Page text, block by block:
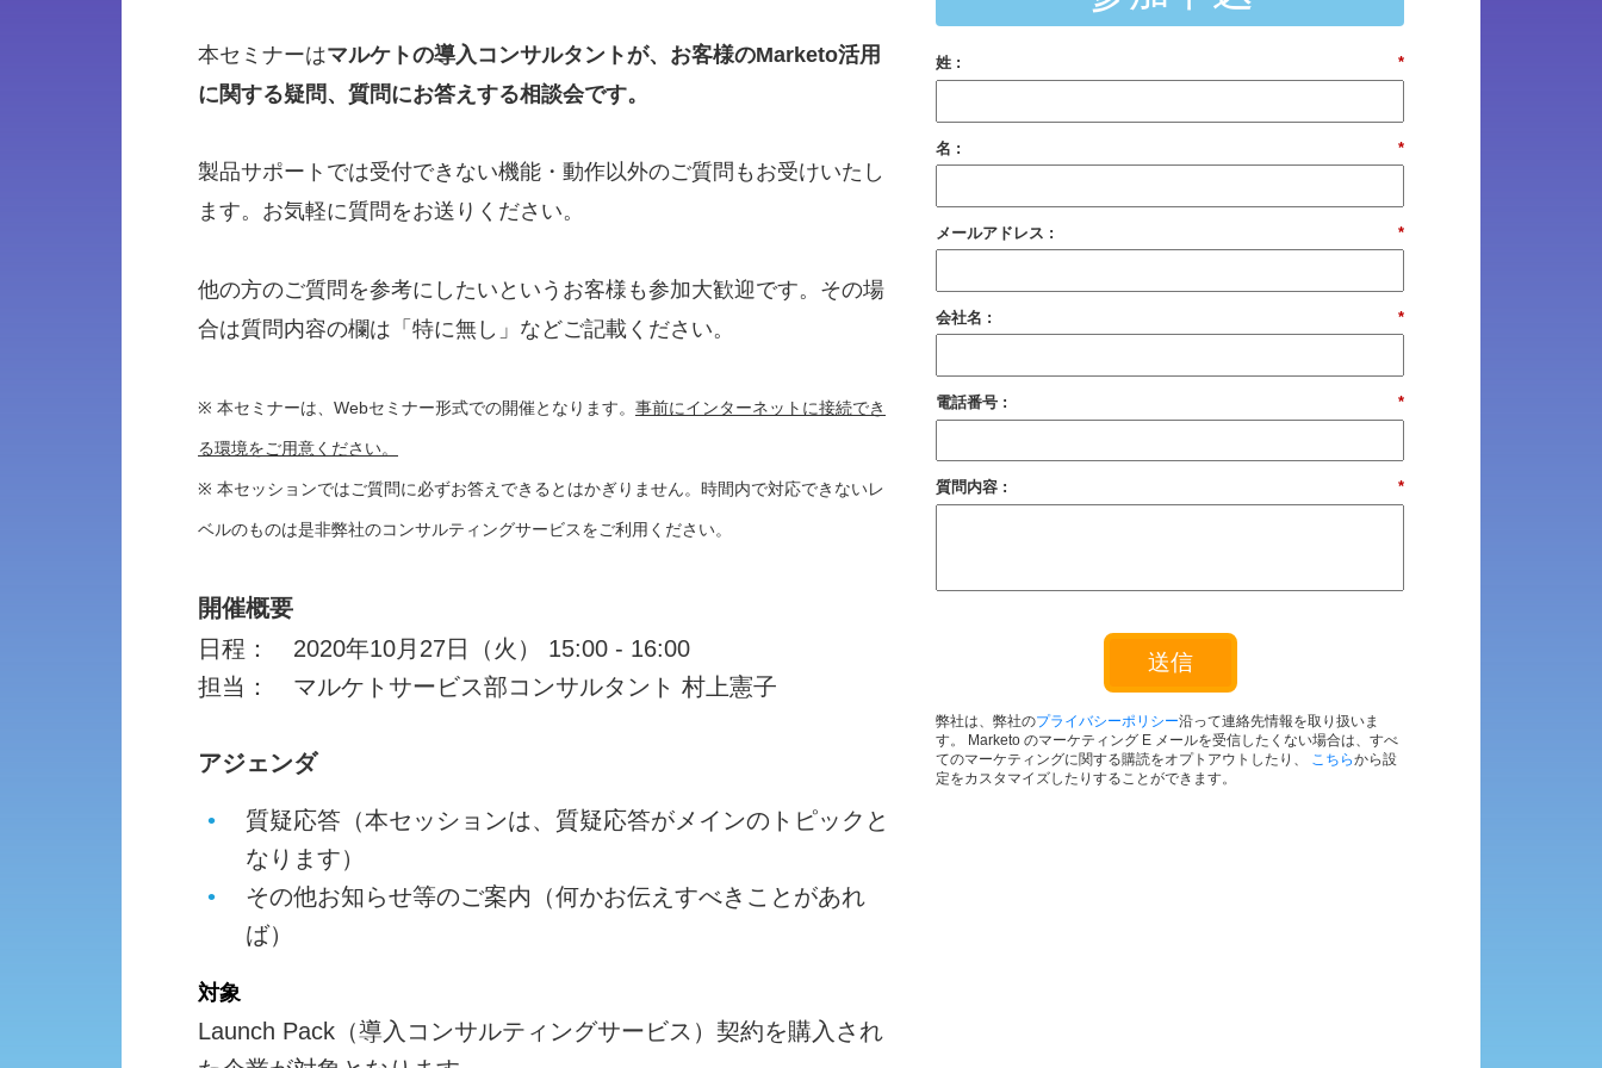
本セミナーはマルケトの導入コンサルタントが、お客様のMarketo活用
に関する疑問、質問にお答えする相談会です。
製品サポートでは受付できない機能・動作以外のご質問もお受けいたし
ます。お気軽に質問をお送りください。
他の方のご質問を参考にしたいというお客様も参加大歓迎です。その場
合は質問内容の欄は「特に無し」などご記載ください。
※ 本セミナーは、Webセミナー形式での開催となります。 事前にインターネットに接続でき
る環境をご用意ください。
※ 本セッションではご質問に必ずお答えできるとはかぎりません。時間内で対応できないレ
ベルのものは是非弊社のコンサルティングサービスをご利用ください。
開催概要
日程： 2020年10月27日（火） 15:00 - 16:00
担当： マルケトサービス部コンサルタント 村上憲子
アジェンダ
質疑応答（本セッションは、質疑応答がメインのトピックと
なります）
その他お知らせ等のご案内（何かお伝えすべきことがあれ
ば）
対象
Launch Pack（導入コンサルティングサービス）契約を購入され
*
姓 :
*
名 :
*
メールアドレス :
*
会社名 :
*
電話番号 :
*
質問内容 :
送信
弊社は、弊社のプライバシーポリシー沿って連絡先情報を取り扱いま
す。 Marketo のマーケティング E メールを受信したくない場合は、すべ
てのマーケティングに関する購読をオプトアウトしたり、
こちらから設
定をカスタマイズしたりすることができます。